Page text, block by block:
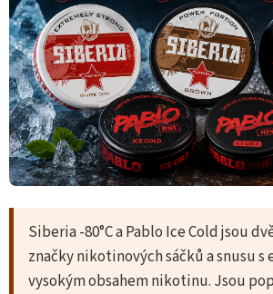
Siberia -80°C a Pablo Ice Cold jsou
značky nikotinových sáčků a snusu s
vysokým obsahem nikotinu. Jsou